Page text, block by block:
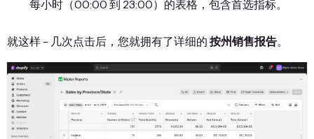
每小时（00:00 到 23:00）的表格，包含首选指标。
就这样 - 几次点击后，您就拥有了详细的 按州销售报告。